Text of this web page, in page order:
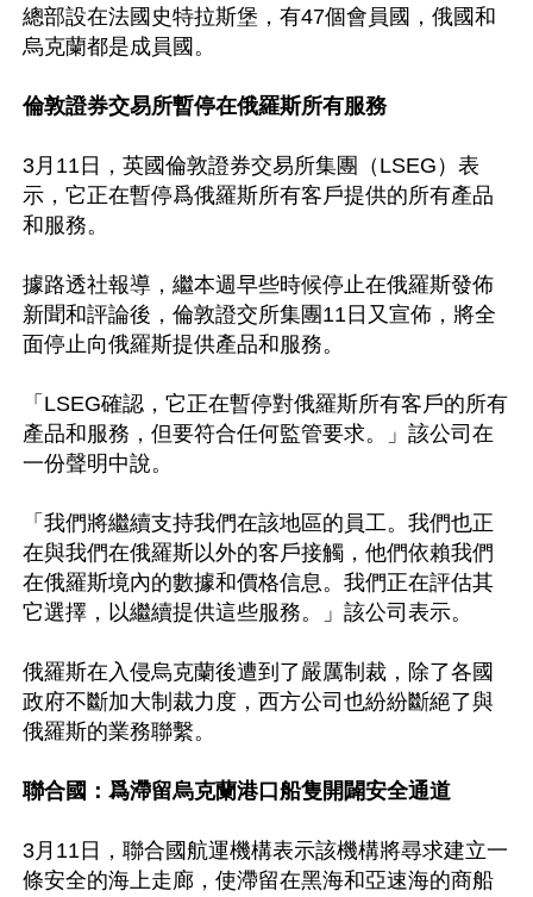
總部設在法國史特拉斯堡，有47個會員國，俄國和
烏克蘭都是成員國。
倫敦證券交易所暫停在俄羅斯所有服務
3月11日，英國倫敦證券交易所集團（LSEG）表
示，它正在暫停爲俄羅斯所有客戶提供的所有產品
和服務。
據路透社報導，繼本週早些時候停止在俄羅斯發佈
新聞和評論後，倫敦證交所集團11日又宣佈，將全
面停止向俄羅斯提供產品和服務。
「LSEG確認，它正在暫停對俄羅斯所有客戶的所有
產品和服務，但要符合任何監管要求。」該公司在
一份聲明中說。
「我們將繼續支持我們在該地區的員工。我們也正
在與我們在俄羅斯以外的客戶接觸，他們依賴我們
在俄羅斯境內的數據和價格信息。我們正在評估其
它選擇，以繼續提供這些服務。」該公司表示。
俄羅斯在入侵烏克蘭後遭到了嚴厲制裁，除了各國
政府不斷加大制裁力度，西方公司也紛紛斷絕了與
俄羅斯的業務聯繫。
聯合國：爲滯留烏克蘭港口船隻開闢安全通道
3月11日，聯合國航運機構表示該機構將尋求建立一
條安全的海上走廊，使滯留在黑海和亞速海的商船